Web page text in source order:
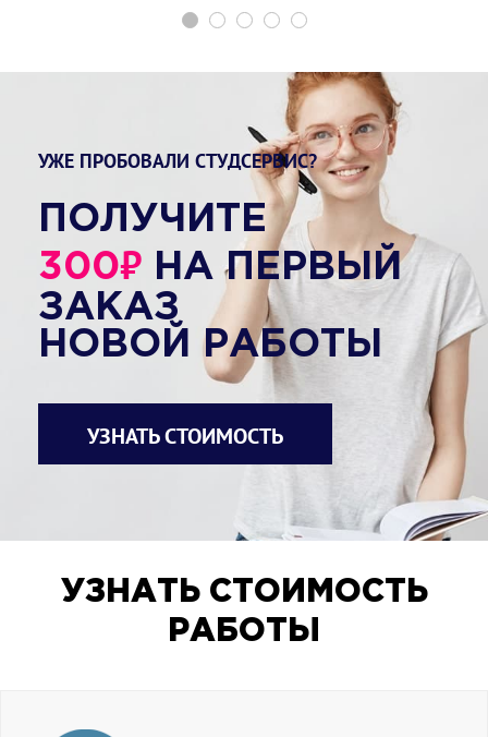
УЖЕ ПРОБОВАЛИ СТУДСЕРВИС?
ПОЛУЧИТЕ
300₽ НА ПЕРВЫЙ
ЗАКАЗ
НОВОЙ РАБОТЫ
УЗНАТЬ СТОИМОСТЬ
УЗНАТЬ СТОИМОСТЬ
РАБОТЫ